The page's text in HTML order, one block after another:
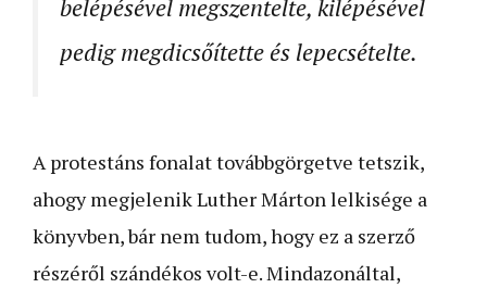
belépésével megszentelte, kilépésével
pedig megdicsőítette és lepecsételte.
A protestáns fonalat továbbgörgetve tetszik,
ahogy megjelenik Luther Márton lelkisége a
könyvben, bár nem tudom, hogy ez a szerző
részéről szándékos volt-e. Mindazonáltal,